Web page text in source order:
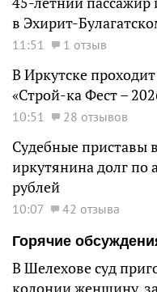
в Эхирит-
11:51 1 отзыв
В Иркутске
«Строй-ка Фест –
10:51 28 отзывов
Судебные приставы
иркутянина долг по
рублей
10:07
42 отзыва
Горячие
В Шелехове суд
колонии женщину,